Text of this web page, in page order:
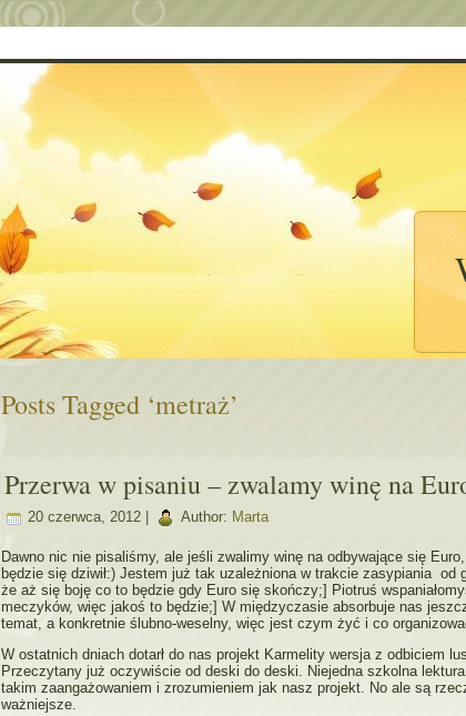
Posts Tagged ‘metraż’
Przerwa w pisaniu – zwalamy winę na
20 czerwca, 2012 | Author: Marta
Dawno nic nie pisaliśmy, ale jeśli zwalimy winę na odbywające się
będzie się dziwił:) Jestem już tak uzależniona w trakcie zasypiania od
że aż się boję co to będzie gdy Euro się skończy;] Piotruś
meczyków, więc jakoś to będzie;] W międzyczasie absorbuje nas
temat, a konkretnie ślubno-weselny, więc jest czym żyć i co
W ostatnich dniach dotarł do nas projekt Karmelity wersja z odbiciem
Przeczytany już oczywiście od deski do deski. Niejedna szkolna
takim zaangażowaniem i zrozumieniem jak nasz projekt. No ale są
ważniejsze.